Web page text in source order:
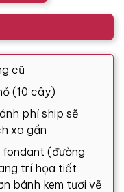
cũ
(10 cây)
phí ship sẽ
xa gần
(đường
trí họa tiết
bánh kem tươi vẽ